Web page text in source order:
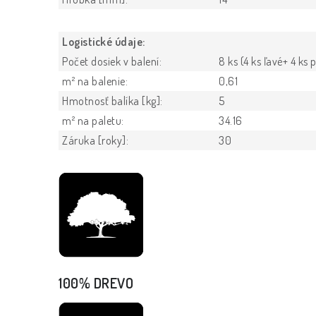
Logistické údaje:
Počet dosiek v balení:
8 ks (4 ks ľavé+ 4 ks
m² na balenie:
0,61
Hmotnosť balíka [kg]:
5
m² na paletu:
34.16
Záruka [roky]:
30
100% DREVO